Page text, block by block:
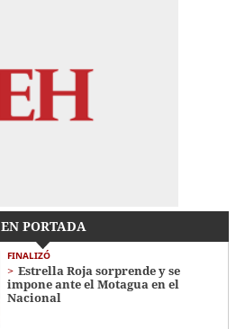
EN PORTADA
FINALIZÓ
Estrella Roja sorprende y se
impone ante el Motagua en el
Nacional